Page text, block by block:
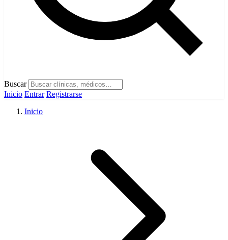
Buscar
Inicio Entrar Registrarse
Inicio